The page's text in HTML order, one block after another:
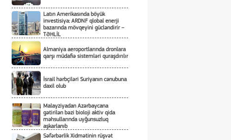
Latın Amerikasında böyük
investisiya: ARDNF qlobal enerji
bazarında mövqeyini gücləndirir –
TƏHLİL
Almaniya aeroportlarında dronlara
qarşı müdafiə sistemləri quraşdırılır
İsrail hərbçiləri Suriyanın cənubuna
daxil olub
Malayziyadan Azərbaycana
gətirilən bəzi bioloji aktiv qida
məhsullarında uyğunsuzluq
aşkarlanıb
Səfərbərlik Xidmətinin rüşvət